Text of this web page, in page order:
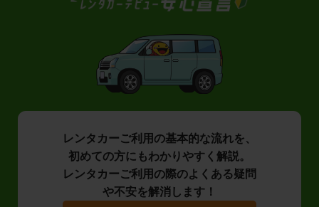
レンタカーご利用の基本的な流れを、
初めての方にもわかりやすく解説。
レンタカーご利用の際のよくある疑問
や不安を解消します！